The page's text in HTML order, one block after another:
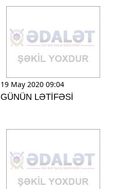
19 May 2020 09:04
GÜNÜN LƏTİFƏSİ